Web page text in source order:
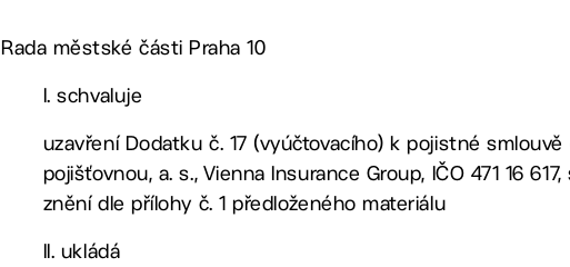
Rada městské části Praha 10
I. schvaluje
uzavření Dodatku č. 17 (vyúčtovacího) k pojistné
pojišťovnou, a. s., Vienna Insurance Group, IČO 471 16
znění dle přílohy č. 1 předloženého materiálu
II. ukládá